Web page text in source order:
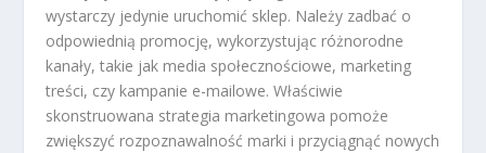
wystarczy jedynie uruchomić sklep. Należy zadbać o
odpowiednią promocję, wykorzystując różnorodne
kanały, takie jak media społecznościowe, marketing
treści, czy kampanie e-mailowe. Właściwie
skonstruowana strategia marketingowa pomoże
zwiększyć rozpoznawalność marki i przyciągnąć nowych